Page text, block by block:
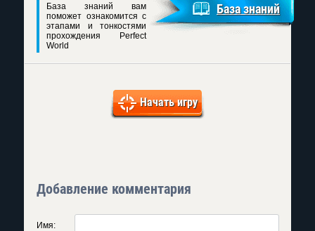
База знаний вам
поможет ознакомится с
этапами и тонкостями
прохождения Perfect
World
База знаний
Начать игру
Добавление комментария
Имя: